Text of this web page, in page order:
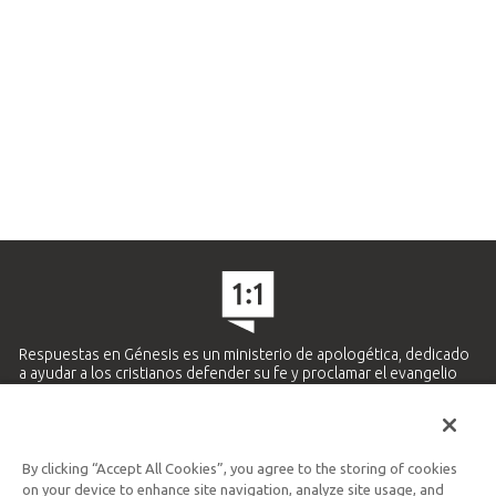
Respuestas en Génesis es un ministerio de apologética, dedicado
a ayudar a los cristianos defender su fe y proclamar el evangelio
Ministerio Hispano y Latinoamericano
By clicking “Accept All Cookies”, you agree to the storing of cookies
on your device to enhance site navigation, analyze site usage, and